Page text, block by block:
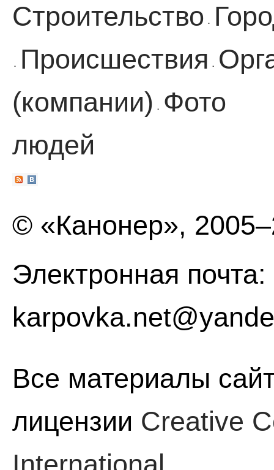
Строительство ·
· Происшествия ·
(компании)
·
Фото
людей
© «Канонер»,
Электронная почта:
Все материалы
лицензии Creative